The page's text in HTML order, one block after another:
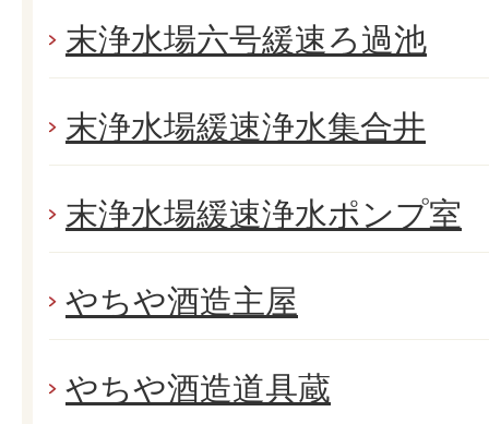
末浄水場六号緩速ろ過池
末浄水場緩速浄水集合井
末浄水場緩速浄水ポンプ室
やちや酒造主屋
やちや酒造道具蔵